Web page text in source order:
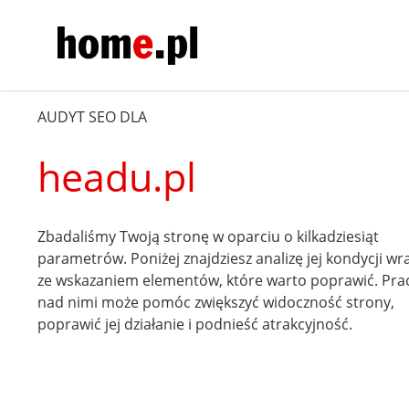
AUDYT SEO DLA
headu.pl
Zbadaliśmy Twoją stronę w oparciu o kilkadziesiąt
parametrów. Poniżej znajdziesz analizę jej kondycji
ze wskazaniem elementów, które warto poprawić.
nad nimi może pomóc zwiększyć widoczność strony,
poprawić jej działanie i podnieść atrakcyjność.